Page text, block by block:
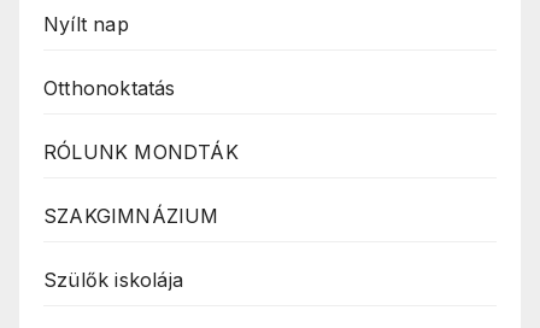
Nyílt nap
Otthonoktatás
RÓLUNK MONDTÁK
SZAKGIMNÁZIUM
Szülők iskolája